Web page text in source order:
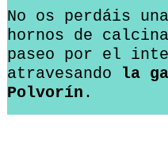
No os perdáis
hornos de
paseo por el
atravesando la
Polvorín .